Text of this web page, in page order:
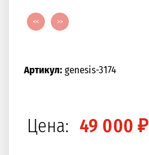
<< >>
Артикул:genesis-3174
Цена: 49 000 ₽